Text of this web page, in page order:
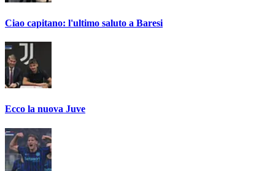
Ciao capitano: l'ultimo saluto a Baresi
Ecco la nuova Juve